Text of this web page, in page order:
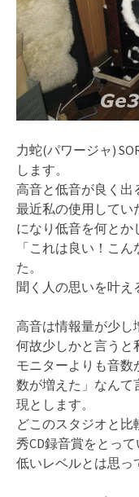
力蛇(パワージャ)
します。
高音と低音が良く出
最近私の使用してい
になり低音を何と
「これは良い！こ
た。
聞く人の思いを叶え
高音は情報量が少し
何故少しかと言うと
モニターよりも音
数が増えた」なんて
現とします。
どこのスタジオと
秀CD録音賞をとっ
低いレベルとは思っ